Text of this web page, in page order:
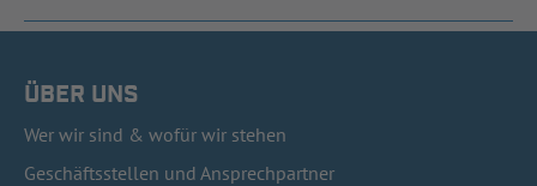
ÜBER UNS
Wer wir sind & wofür wir stehen
Geschäftsstellen und Ansprechpartner